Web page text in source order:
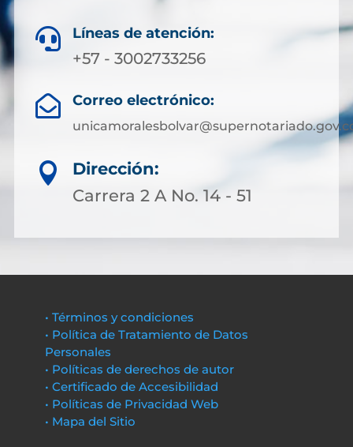
 Líneas de atención:
+57 - 3002733256
 Correo electrónico:

Dirección:
Carrera 2 A No. 14 - 51
• Términos y condiciones
• Política de Tratamiento de Datos
Personales
• Políticas de derechos de autor
• Certificado de Accesibilidad
• Políticas de Privacidad Web
• Mapa del Sitio